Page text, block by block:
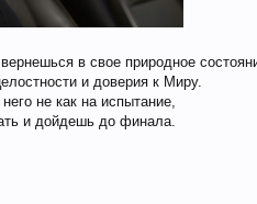
в свое природное
и доверия к Миру.
не как на испытание,
и дойдешь до финала.